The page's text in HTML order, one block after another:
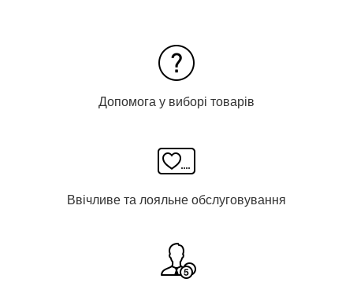
Допомога у виборі товарів
Ввічливе та лояльне обслуговування